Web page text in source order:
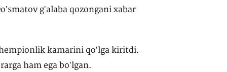
gʼalaba qozongani xabar
kamarini qoʼlga kiritdi.
ham ega boʼlgan.